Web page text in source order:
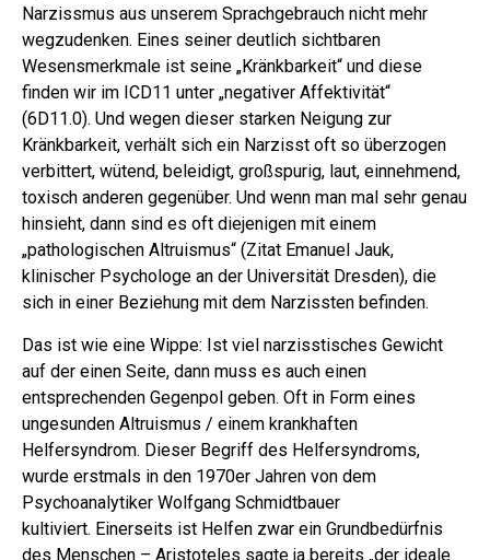
Narzissmus aus unserem Sprachgebrauch nicht mehr
wegzudenken. Eines seiner deutlich sichtbaren
Wesensmerkmale ist seine „Kränkbarkeit“ und diese
finden wir im ICD11 unter „negativer Affektivität“
(6D11.0). Und wegen dieser starken Neigung zur
Kränkbarkeit, verhält sich ein Narzisst oft so überzogen
verbittert, wütend, beleidigt, großspurig, laut, einnehmend,
toxisch anderen gegenüber. Und wenn man mal sehr genau
hinsieht, dann sind es oft diejenigen mit einem
„pathologischen Altruismus“ (Zitat Emanuel Jauk,
klinischer Psychologe an der Universität Dresden), die
sich in einer Beziehung mit dem Narzissten befinden.
Das ist wie eine Wippe: Ist viel narzisstisches Gewicht
auf der einen Seite, dann muss es auch einen
entsprechenden Gegenpol geben. Oft in Form eines
ungesunden Altruismus / einem krankhaften
Helfersyndrom. Dieser Begriff des Helfersyndroms,
wurde erstmals in den 1970er Jahren von dem
Psychoanalytiker Wolfgang Schmidtbauer
kultiviert. Einerseits ist Helfen zwar ein Grundbedürfnis
des Menschen – Aristoteles sagte ja bereits „der ideale